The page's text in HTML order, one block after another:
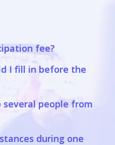
fee?
I fill in before the
several people from
during one